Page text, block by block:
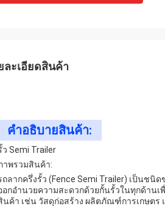
ละเอียดสินค้า
คําอธิบายสินค้า:
ว Semi Trailer
าพรวมสินค้า:
ถลากครึ่งรั้ว (Fence Semi Trailer) เป็นช
อกอํานวยความสะดวกด้วยกั้นรั้วในทุกด้าน
นค้า เช่น วัสดุก่อสร้าง ผลิตภัณฑ์การเกษต